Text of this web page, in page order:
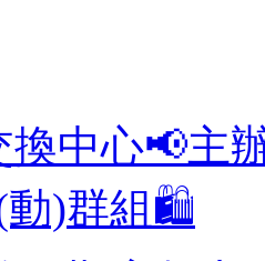
換中心📢主
動)群組🛍️